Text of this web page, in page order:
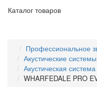
Каталог товаров
Профессиональное
Акустические системы
Акустическая
WHARFEDALE PRO